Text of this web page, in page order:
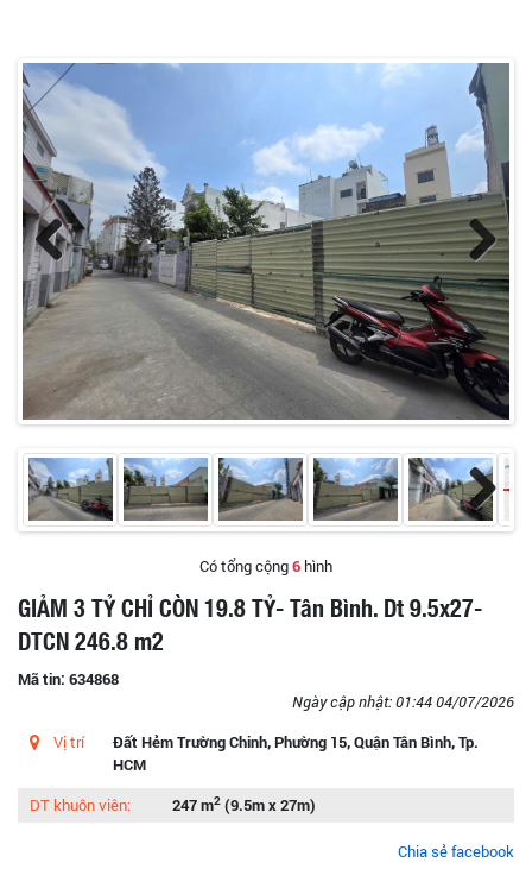
Có tổng cộng6 hình
GIẢM 3 TỶ CHỈ CÒN 19.8 TỶ- Tân Bình. Dt 9.5x27-
DTCN 246.8 m2
Mã tin: 634868
Ngày cập nhật: 01:44 04/07/2026
Vị trí
Đất Hẻm Trường Chinh, Phường 15, Quận Tân Bình, Tp.
HCM
DT khuôn viên:
247 m2 (9.5m x 27m)
Chia sẻ facebook